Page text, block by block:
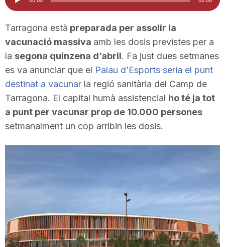
i
u
t
T
d'àudio
Tarragona està preparada per assolir la
vacunació massiva amb les dosis previstes per a
la segona quinzena d’abril. Fa just dues setmanes
es va anunciar que el Palau d’Esports seria el punt
destinat a vacunar la regió sanitària del Camp de
Tarragona. El capital humà assistencial ho té ja tot
a punt per vacunar prop de 10.000 persones
setmanalment un cop arribin les dosis.